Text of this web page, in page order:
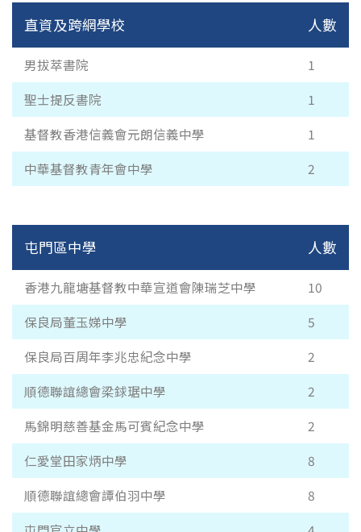
直資及跨網學校 人數
男拔萃書院
1
聖士提反書院
1
基督教香港信義會元朗信義中學
1
中華基督教青年會中學
2
屯門區中學 人數
香港九龍塘基督教中華宣道會陳瑞芝中學
10
保良局董玉娣中學
5
保良局百周年李兆忠紀念中學
2
順德聯誼總會梁銶琚中學
2
馬錦明慈善基金馬可賓紀念中學
2
仁愛堂田家炳中學
8
順德聯誼總會譚伯羽中學
8